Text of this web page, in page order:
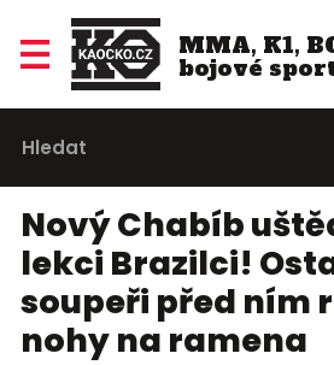
MMA, K1,
bojové
Nový Chabíb
lekci Brazilci!
soupeři před ním
nohy na ramena